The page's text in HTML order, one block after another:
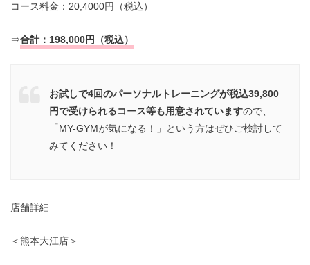
コース料金：20,4000円（税込）
⇒合計：198,000円（税込）
お試しで4回のパーソナルトレーニングが税込39,800
円で受けられるコース等も用意されていますので、
「MY-GYMが気になる！」という方はぜひご検討して
みてください！
店舗詳細
＜熊本大江店＞